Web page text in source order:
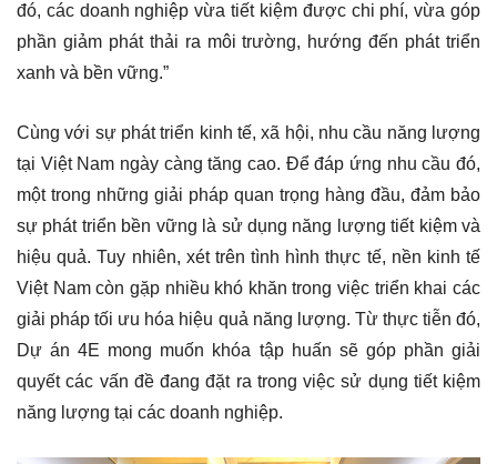
đó, các doanh nghiệp vừa tiết kiệm được chi phí, vừa góp
phần giảm phát thải ra môi trường, hướng đến phát triển
xanh và bền vững.”
Cùng với sự phát triển kinh tế, xã hội, nhu cầu năng lượng
tại Việt Nam ngày càng tăng cao. Để đáp ứng nhu cầu đó,
một trong những giải pháp quan trọng hàng đầu, đảm bảo
sự phát triển bền vững là sử dụng năng lượng tiết kiệm và
hiệu quả. Tuy nhiên, xét trên tình hình thực tế, nền kinh tế
Việt Nam còn gặp nhiều khó khăn trong việc triển khai các
giải pháp tối ưu hóa hiệu quả năng lượng. Từ thực tiễn đó,
Dự án 4E mong muốn khóa tập huấn sẽ góp phần giải
quyết các vấn đề đang đặt ra trong việc sử dụng tiết kiệm
năng lượng tại các doanh nghiệp.